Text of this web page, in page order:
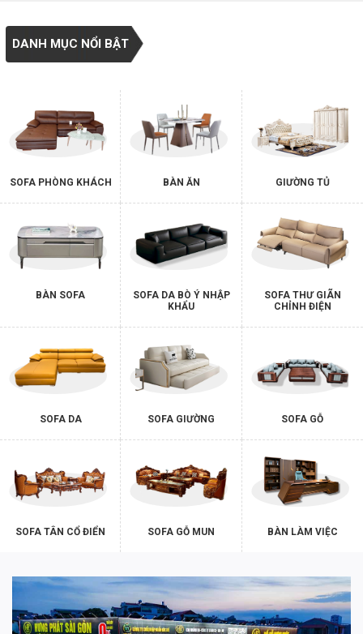
DANH MỤC NỔI BẬT
SOFA PHÒNG KHÁCH BÀN ĂN GIƯỜNG TỦ
BÀN SOFA
SOFA DA BÒ Ý NHẬP
KHẨU
SOFA THƯ GIÃN
CHỈNH ĐIỆN
SOFA DA SOFA GIƯỜNG SOFA GỖ
SOFA TÂN CỔ ĐIỂN SOFA GỖ MUN BÀN LÀM VIỆC